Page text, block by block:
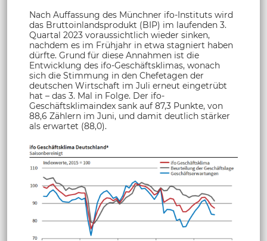
Nach Auffassung des Münchner ifo-Instituts wird
das Bruttoinlandsprodukt (BIP) im laufenden 3.
Quartal 2023 voraussichtlich wieder sinken,
nachdem es im Frühjahr in etwa stagniert haben
dürfte. Grund für diese Annahmen ist die
Entwicklung des ifo-Geschäftsklimas, wonach
sich die Stimmung in den Chefetagen der
deutschen Wirtschaft im Juli erneut eingetrübt
hat – das 3. Mal in Folge. Der ifo-
Geschäftsklimaindex sank auf 87,3 Punkte, von
88,6 Zählern im Juni, und damit deutlich stärker
als erwartet (88,0).